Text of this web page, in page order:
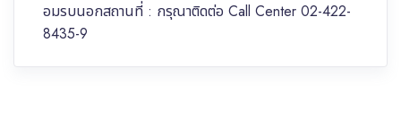
อมรบนอกสถานที่ : กรุณาติดต่อ Call Center 02-422-
8435-9